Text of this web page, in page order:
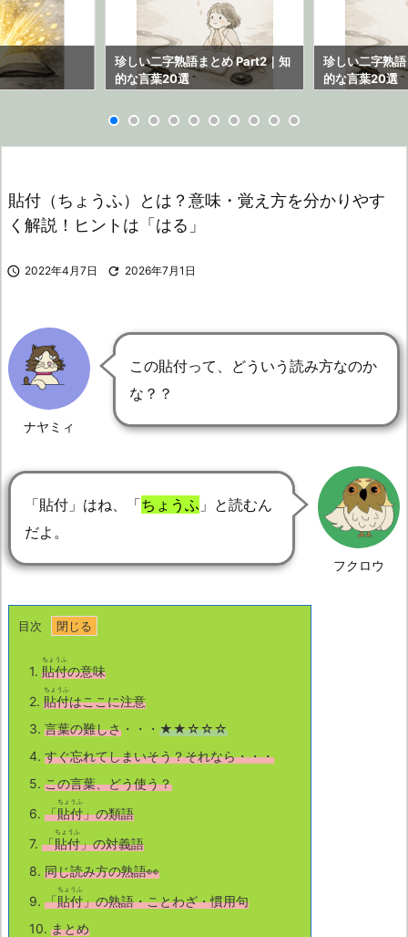
珍しい二字熟語まとめ Part2｜知
的な言葉20選
珍しい二字熟
的な言葉20選
貼付（ちょうふ）とは？意味・覚え方を分かりやす
く解説！ヒントは「はる」
 2022年4月7日  2026年7月1日
ナヤミィ
この貼付って、どういう読み方なのか
な？？
フクロウ
「貼付」はね、「ちょうふ 」と読むん
だよ。
目次
1. 貼付
ちょうふ
の意味
2. 貼付
ちょうふ
はここに注意
3. 言葉の難しさ ・・・ ★★☆☆☆
4. すぐ忘れてしまいそう？それなら・・・
5. この言葉、どう使う？
6. 「貼付
ちょうふ
」の類語
7. 「貼付
ちょうふ
」の対義語
8. 同じ読み方の熟語👀
9. 「貼付
ちょうふ
」の熟語・ことわざ・慣用句
10. まとめ